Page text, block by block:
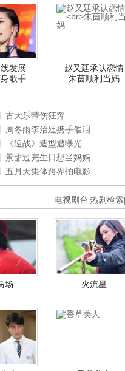
发展
歌手
赵又廷承认恋情
朱茵顺利当妈
古天乐带伤狂奔
周冬雨李治廷携手催泪
《逆战》造型遭曝光
景甜过完生日想当妈妈
五月天集体跨界拍电影
电视剧台 热剧检索
场 火流星